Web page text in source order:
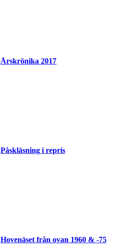
Årskrönika 2017
Påskläsning i repris
Hovenäset från ovan 1960 & -75